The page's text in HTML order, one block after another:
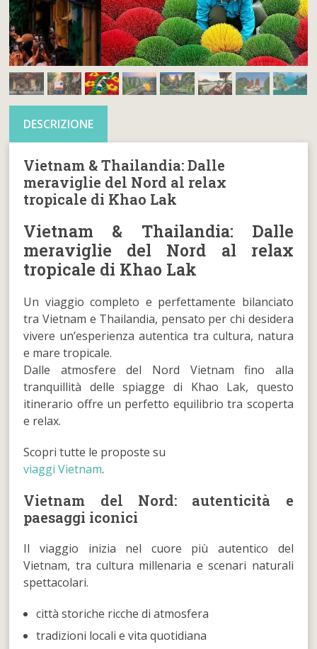
DESCRIZIONE
Vietnam & Thailandia: Dalle
meraviglie del Nord al relax
tropicale di Khao Lak
Vietnam & Thailandia: Dalle
meraviglie del Nord al relax
tropicale di Khao Lak
Un viaggio completo e perfettamente bilanciato
tra Vietnam e Thailandia, pensato per chi desidera
vivere un’esperienza autentica tra cultura, natura
e mare tropicale.
Dalle atmosfere del Nord Vietnam fino alla
tranquillità delle spiagge di Khao Lak, questo
itinerario offre un perfetto equilibrio tra scoperta
e relax.
Scopri tutte le proposte su
viaggi Vietnam.
Vietnam del Nord: autenticità e
paesaggi iconici
Il viaggio inizia nel cuore più autentico del
Vietnam, tra cultura millenaria e scenari naturali
spettacolari.
città storiche ricche di atmosfera
tradizioni locali e vita quotidiana